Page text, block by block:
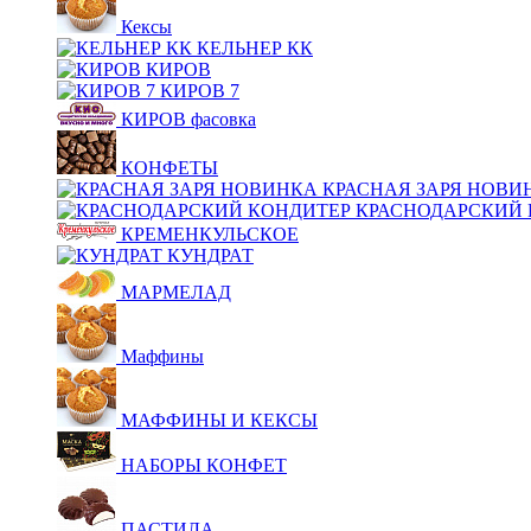
Кексы
КЕЛЬНЕР КК
КИРОВ
КИРОВ 7
КИРОВ фасовка
КОНФЕТЫ
КРАСНАЯ ЗАРЯ
КРАСНОДАРСКИЙ
КРЕМЕНКУЛЬСКОЕ
КУНДРАТ
МАРМЕЛАД
Маффины
МАФФИНЫ И КЕКСЫ
НАБОРЫ КОНФЕТ